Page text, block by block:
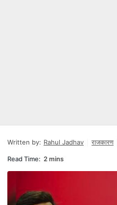
Written by: Rahul Jadhav राजकारण
Read Time: 2 mins